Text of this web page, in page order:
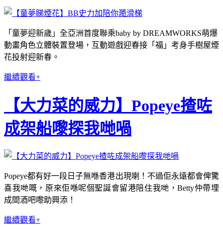
「童夢迎新歲」全亞洲首度聯乘baby by DREAMWORKS萌爆
動畫角色立體裝置登場，互動遊戲迎春接「福」考身手樹屋煙
花投射迎新春。
繼續觀看+
【大力菜的威力】Popeye揸咗
成架船嚟探我哋喎
Popeye都有好一段日子無喺香港出現喇！不過佢永遠都會俾驚
喜我哋嘅，原來佢喺呢個聖誕會留港陪住我哋，Betty仲帶埋
成間酒吧嚟助興添！
繼續觀看+